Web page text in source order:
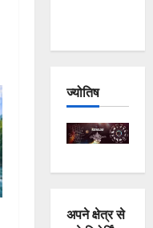
ज्योतिष
अपने क्षेत्र से